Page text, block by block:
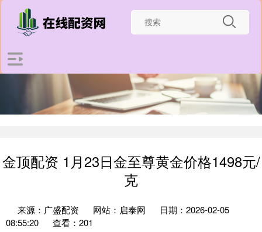
金顶配资 1月23日金至尊黄金价格1498元/
克
来源：广盛配资 网站：启泰网
日期：2026-02-05
08:55:20
查看：201